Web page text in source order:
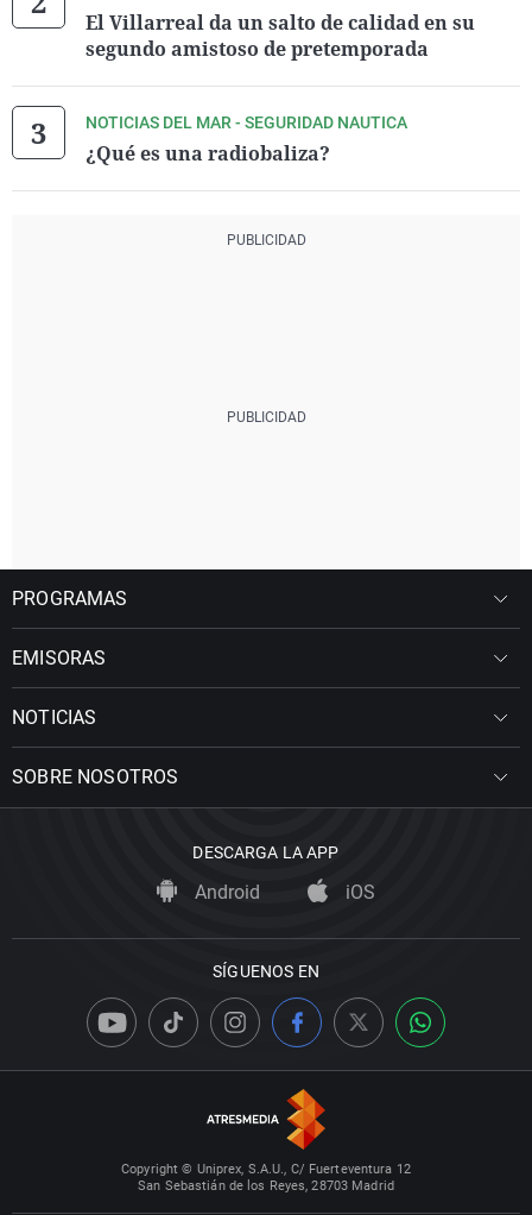
El Villarreal da un salto de calidad en su
segundo amistoso de pretemporada
NOTICIAS DEL MAR - SEGURIDAD NAUTICA
¿Qué es una radiobaliza?
PROGRAMAS
EMISORAS
NOTICIAS
SOBRE NOSOTROS
DESCARGA LA APP
Android iOS
SÍGUENOS EN
Copyright © Uniprex, S.A.U., C/ Fuerteventura 12
San Sebastián de los Reyes, 28703 Madrid